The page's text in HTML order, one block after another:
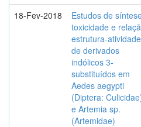
18-Fev-2018
Estudos de
toxicidade e
estrutura-atividade
de derivados
indólicos 3-
substituídos em
Aedes aegypti
(Diptera:
e Artemia sp.
(Artemidae)